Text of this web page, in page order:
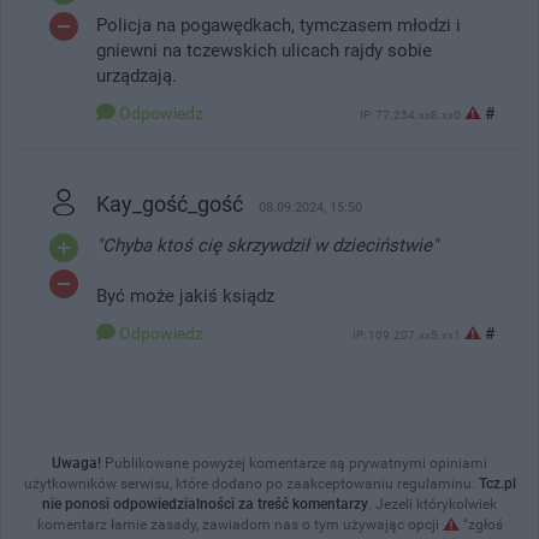
Policja na pogawędkach, tymczasem młodzi i
gniewni na tczewskich ulicach rajdy sobie
urządzają.
Odpowiedz IP: 77.254.xx8.xx0 #
Kay_gość_gość 08.09.2024, 15:50
"Chyba ktoś cię skrzywdził w dzieciństwie"
Być może jakiś ksiądz
Odpowiedz IP: 109.207.xx5.xx1 #
Uwaga! Publikowane powyżej komentarze są prywatnymi opiniami
użytkowników serwisu, które dodano po zaakceptowaniu regulaminu. Tcz.pl
nie ponosi odpowiedzialności za treść komentarzy. Jeżeli którykolwiek
komentarz łamie zasady, zawiadom nas o tym używając opcji
"zgłoś